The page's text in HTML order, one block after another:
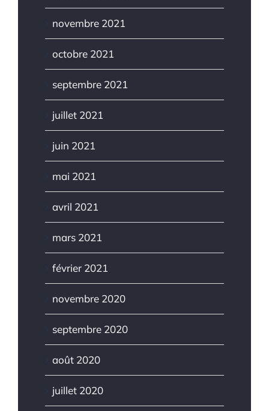
novembre 2021
octobre 2021
septembre 2021
juillet 2021
juin 2021
mai 2021
avril 2021
mars 2021
février 2021
novembre 2020
septembre 2020
août 2020
juillet 2020